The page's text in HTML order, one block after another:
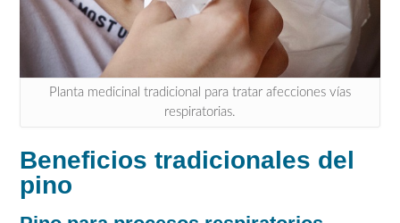
Planta medicinal tradicional para tratar afecciones vías
respiratorias.
Beneficios tradicionales del
pino